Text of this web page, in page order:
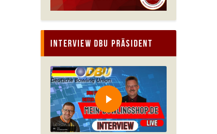
Interview DBU Präsident